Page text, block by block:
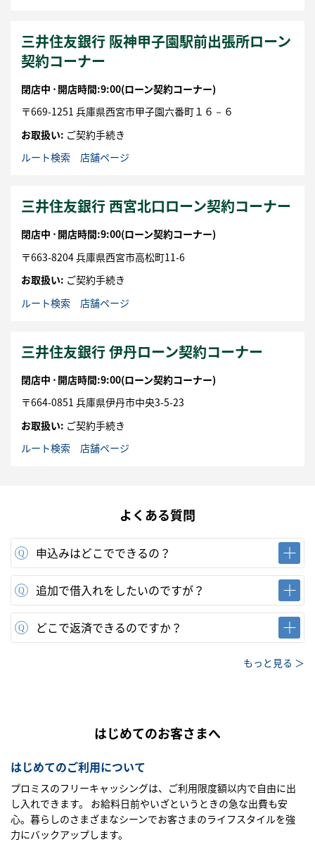
三井住友銀行 阪神甲子園駅前出張所ローン
契約コーナー
閉店中 ⋅ 開店時間:9:00(ローン契約コーナー)
〒669-1251 兵庫県西宮市甲子園六番町１６－６
お取扱い: ご契約手続き
ルート検索
店舗ページ
三井住友銀行 西宮北口ローン契約コーナー
閉店中 ⋅ 開店時間:9:00(ローン契約コーナー)
〒663-8204兵庫県西宮市高松町11-6
お取扱い: ご契約手続き
ルート検索
店舗ページ
三井住友銀行 伊丹ローン契約コーナー
閉店中 ⋅ 開店時間:9:00(ローン契約コーナー)
〒664-0851 兵庫県伊丹市中央3-5-23
お取扱い: ご契約手続き
ルート検索
店舗ページ
よくある質問
申込みはどこでできるの？
追加で借入れをしたいのですが？
どこで返済できるのですか？
もっと見る ＞
はじめてのお客さまへ
はじめてのご利用について
プロミスのフリーキャッシングは、ご利用限度額以内で自由に出
し入れできます。 お給料日前やいざというときの急な出費も安
心。暮らしのさまざまなシーンでお客さまのライフスタイルを強
力にバックアップします。